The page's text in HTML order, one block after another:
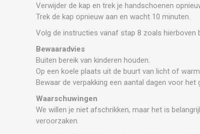
Verwijder de kap en trek je handschoenen
Trek de kap opnieuw aan en wacht 10 minuten.
Volg de instructies vanaf stap 8 zoals hierboven
Bewaaradvies
Buiten bereik van kinderen houden.
Op een koele plaats uit de buurt van licht of
Bewaar de verpakking een aantal dagen voor
Waarschuwingen
We willen je niet afschrikken, maar het is
veroorzaken.